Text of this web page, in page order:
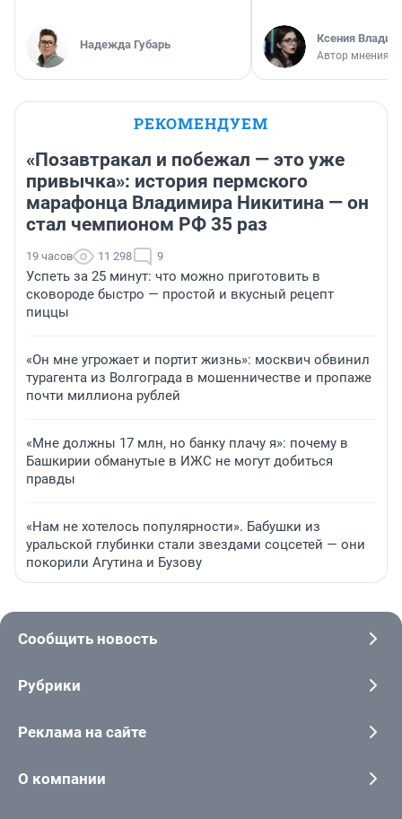
Надежда Губарь Ксения
Автор мнения
РЕКОМЕНДУЕМ
«Позавтракал и побежал — это уже
привычка»: история пермского
марафонца Владимира Никитина — он
стал чемпионом РФ 35 раз
19 часов 11 298 9
Успеть за 25 минут: что можно приготовить в
сковороде быстро — простой и вкусный рецепт
пиццы
«Он мне угрожает и портит жизнь»: москвич обвинил
турагента из Волгограда в мошенничестве и пропаже
почти миллиона рублей
«Мне должны 17 млн, но банку плачу я»: почему в
Башкирии обманутые в ИЖС не могут добиться
правды
«Нам не хотелось популярности». Бабушки из
уральской глубинки стали звездами соцсетей — они
покорили Агутина и Бузову
Сообщить новость
Рубрики
Реклама на сайте
О компании